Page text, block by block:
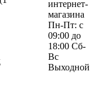
интернет-
магазина
Пн-Пт: с
09:00 до
18:00 Сб-
Вс
Выходной